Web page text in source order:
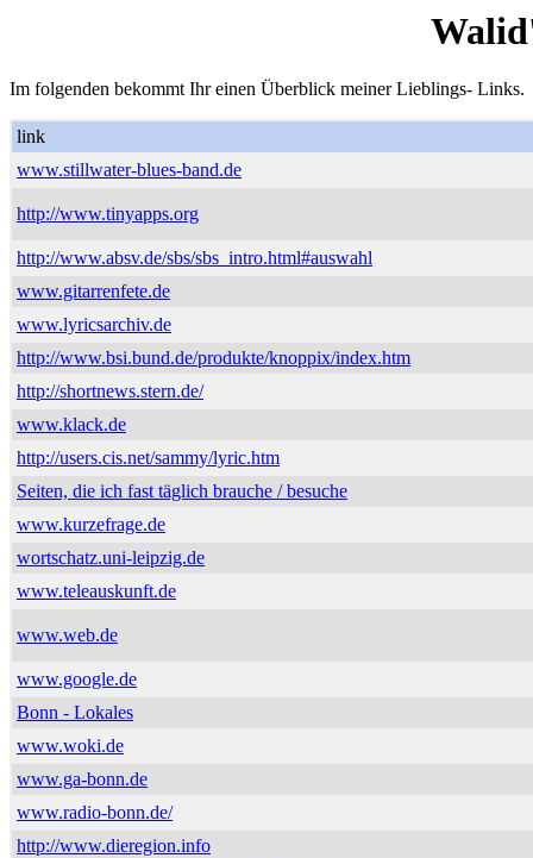
Im folgenden bekommt Ihr einen Überblick meiner Lieblings- Links.
link
www.stillwater-blues-band.de
http://www.tinyapps.org
http://www.absv.de/sbs/sbs_intro.html#auswahl
www.gitarrenfete.de
www.lyricsarchiv.de
http://www.bsi.bund.de/produkte/knoppix/index.htm
http://shortnews.stern.de/
www.klack.de
http://users.cis.net/sammy/lyric.htm
Seiten, die ich fast täglich brauche / besuche
www.kurzefrage.de
wortschatz.uni-leipzig.de
www.teleauskunft.de
www.web.de
www.google.de
Bonn - Lokales
www.woki.de
www.ga-bonn.de
www.radio-bonn.de/
http://www.dieregion.info